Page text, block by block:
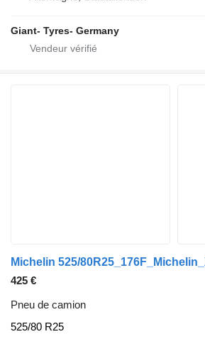
Giant- Tyres- Germany
425 €
Pneu de camion
525/80 R25